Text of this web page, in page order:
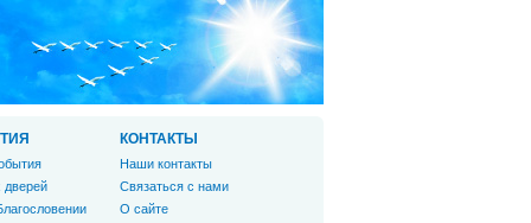
дверей
КОНТАКТЫ
Наши контакты
Связаться с нами
О сайте